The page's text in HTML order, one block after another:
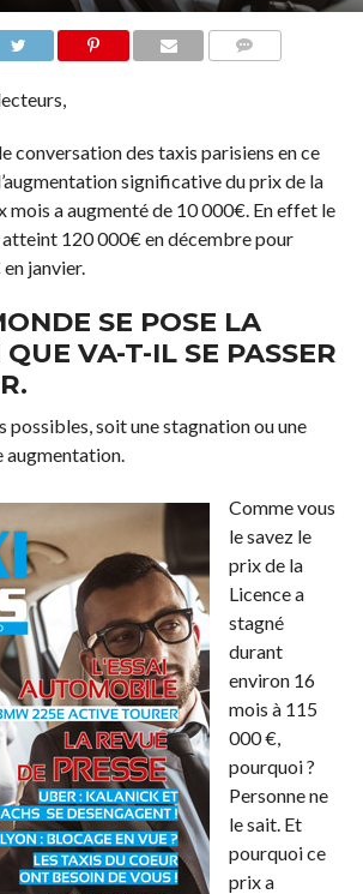
conversation des taxis parisiens en ce
significative du prix de la
mois a augmenté de 10 000€. En effet le
atteint 120 000€ en décembre pour
janvier.
SE POSE LA
VA-T-IL SE PASSER
possibles, soit une stagnation ou une
augmentation.
Comme vous
le savez le
prix de la
Licence a
stagné
durant
environ 16
mois à 115
000 €,
pourquoi ?
Personne ne
le sait. Et
pourquoi ce
prix a